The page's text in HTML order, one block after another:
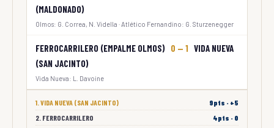
(MALDONADO)
Olmos: G. Correa, N. Vidella · Atlético Fernandino: G. Sturzenegger
FERROCARRILERO (EMPALME OLMOS) 0 — 1 VIDA NUEVA
(SAN JACINTO)
Vida Nueva: L. Davoine
1. VIDA NUEVA (SAN JACINTO)
9pts · +5
2. FERROCARRILERO
4pts · 0